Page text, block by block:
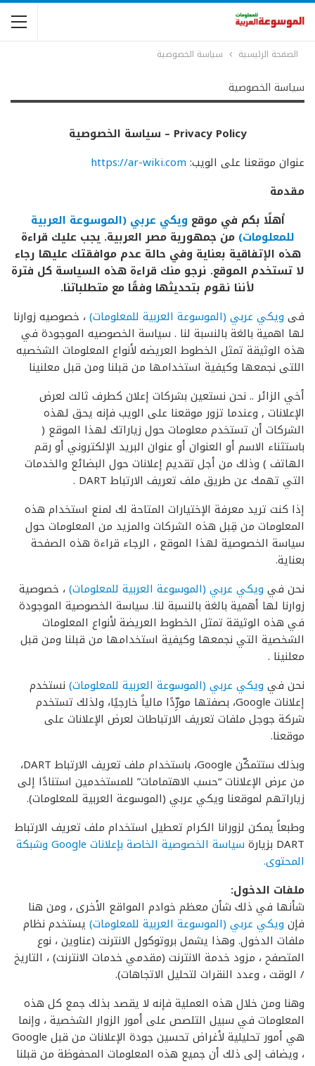
الصفحة الرئيسية سياسة الخصوصية
سياسة الخصوصية
Privacy Policy – سياسة الخصوصية
عنوان موقعنا على الويب: https://ar-wiki.com
مقدمة
أهلًا بكم في موقع ويكي عربي (الموسوعة العربية
للمعلومات) من جمهورية مصر العربية. يجب عليك قراءة
هذه الإتفاقية بعناية وفي حالة عدم موافقتك عليها رجاء
لا تستخدم الموقع. نرجو منك قراءة هذه السياسة كل فترة
لأننا نقوم بتحديثها وفقًا مع متطلباتنا.
فى ويكي عربي (الموسوعة العربية للمعلومات)، خصوصيه زوارنا
لها اهمية بالغة بالنسبة لنا . سياسة الخصوصيه الموجودة في
هذه الوثيقة تمثل الخطوط العريضه لأنواع المعلومات الشخصيه
اللتى نجمعها وكيفية استخدامها من قبلنا ومن قبل معلنينا
أخي الزائر .. نحن نستعين بشركات إعلان كطرف ثالث لعرض
الإعلانات , وعندما تزور موقعنا على الويب فإنه يحق لهذه
الشركات أن تستخدم معلومات حول زياراتك لهذا الموقع (
باستثناء الاسم أو العنوان أو عنوان البريد الإلكتروني أو رقم
الهاتف ) وذلك من أجل تقديم إعلانات حول البضائع والخدمات
التي تهمك عن طريق ملف تعريف الارتباط DART .
إذا كنت تريد معرفة الإختيارات المتاحة لك لمنع استخدام هذه
المعلومات من قِبل هذه الشركات والمزيد من المعلومات حول
سياسة الخصوصية لهذا الموقع ، الرجاء قراءة هذه الصفحة
بعناية.
نحن في ويكي عربي (الموسوعة العربية للمعلومات)، خصوصية
زوارنا لها أهمية بالغة بالنسبة لنا. سياسة الخصوصية الموجودة
في هذه الوثيقة تمثل الخطوط العريضة لأنواع المعلومات
الشخصية التي نجمعها وكيفية استخدامها من قبلنا ومن قبل
معلنينا .
نحن في ويكي عربي (الموسوعة العربية للمعلومات) نستخدم
إعلانات Google، بصفتها مورِّدًا مالياً خارجيًا، ولذلك تستخدم
شركة جوجل ملفات تعريف الارتباطات لعرض الإعلانات على
موقعنا.
وبذلك ستتمكّن Google، باستخدام ملف تعريف الارتباط DART،
من عرض الإعلانات “حسب الاهتمامات” للمستخدمين استنادًا إلى
زياراتهم لموقعنا ويكي عربي (الموسوعة العربية للمعلومات).
وطبعاً يمكن لزورانا الكرام تعطيل استخدام ملف تعريف الارتباط
DART بزيارة
سياسة الخصوصية الخاصة بإعلانات Google وشبكة
المحتوى.
ملفات الدخول:
شأنها في ذلك شأن معظم خوادم المواقع الأخرى ، ومن هنا
فإن ويكي عربي (الموسوعة العربية للمعلومات) يستخدم نظام
ملفات الدخول. وهذا يشمل بروتوكول الانترنت (عناوين ، نوع
المتصفح ، مزود خدمة الانترنت (مقدمي خدمات الانترنت) ، التاريخ
/ الوقت ، وعدد النقرات لتحليل الاتجاهات).
وهنا ومن خلال هذه العملية فإنه لا يقصد بذلك جمع كل هذه
المعلومات في سبيل التلصص على أمور الزوار الشخصية ، وإنما
هي أمور تحليلية لأغراض تحسين جودة الإعلانات من قبل Google
، ويضاف إلى ذلك أن جميع هذه المعلومات المحفوظة من قبلنا